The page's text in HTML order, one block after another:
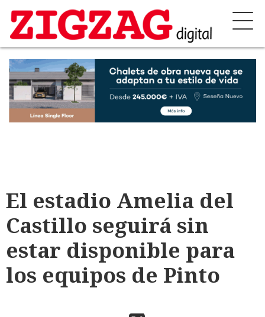
El estadio Amelia del
Castillo seguirá sin
estar disponible para
los equipos de Pinto